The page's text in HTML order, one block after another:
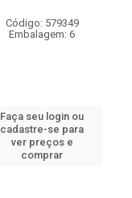
Código: 579349
Embalagem: 6
Faça seu login ou
cadastre-se para
ver preços e
comprar